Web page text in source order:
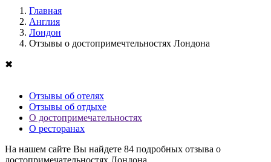
Главная
Англия
Лондон
Отзывы о достопримечтельностях Лондона
✖
Отзывы об отелях
Отзывы об отдыхе
О достопримечательностях
О ресторанах
На нашем сайте Вы найдете 84 подробных отзыва о
достопримечательностях Лондона.